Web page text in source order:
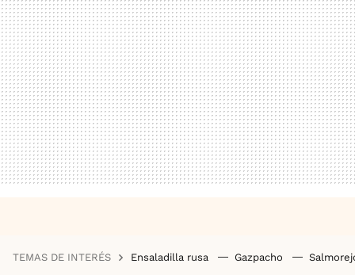
TEMAS DE INTERÉS Ensaladilla rusa Gazpacho